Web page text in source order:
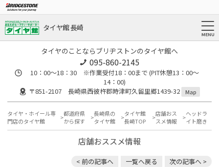
タイヤ館 長崎
タイヤのことならブリヂストンのタイヤ館へ
095-860-2145
10：00～18：30 ※作業受付18：00まで (PIT休憩13：00～
14：00)
〒851-2107 長崎県西彼杵郡時津町久留里郷1439-32
Map
タイヤ・ホイール専
門店のタイヤ館
都道府県
から探す
長崎県の
タイヤ館
タイヤ館
長崎TOP
店舗おス
スメ情報
ヘッドラ
イト磨き
店舗おススメ情報
< 前の記事へ 一覧へ戻る 次の記事へ >